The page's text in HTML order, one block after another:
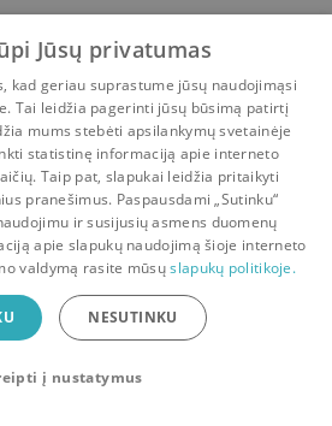
Pokalbiai Pranešimai Paskyra
dar patogiau!
Jūsų privatumas
kad geriau suprastume jūsų naudojimąsi
Tai leidžia pagerinti jūsų būsimą patirtį
mums stebėti apsilankymų svetainėje
statistinę informaciją apie interneto
Taip pat, slapukai leidžia pritaikyti
pranešimus. Paspausdami „Sutinku“
ir susijusių asmens duomenų
apie slapukų naudojimą šioje interneto
valdymą rasite mūsųslapukų politikoje.
NESUTINKU
į nustatymus